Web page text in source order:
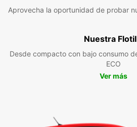
Aprovecha la oportunidad de probar
Nuestra
Desde compacto con bajo consumo
ECO
Ver más